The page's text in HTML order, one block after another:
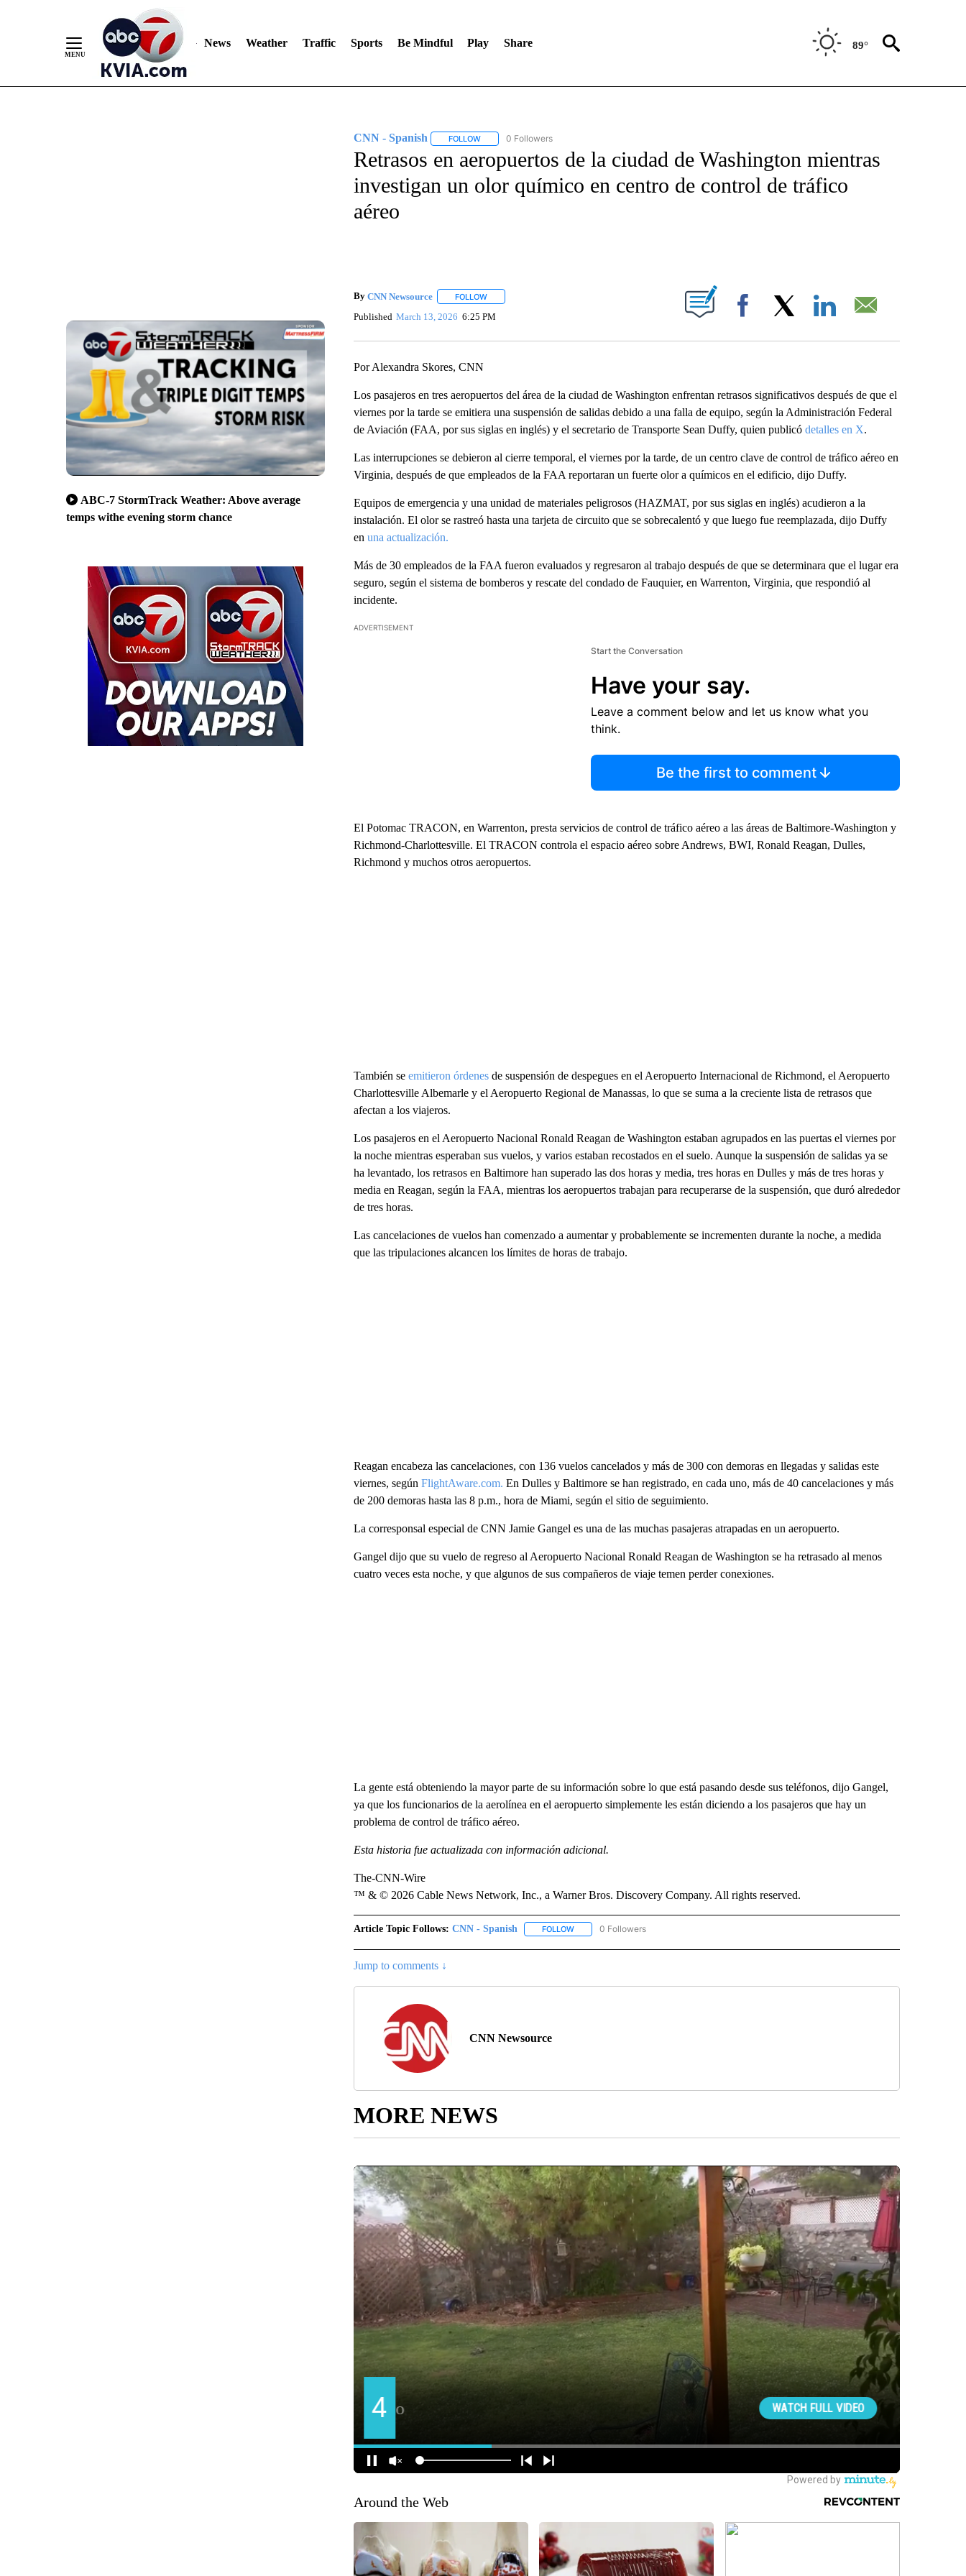
News Weather Traffic Sports Be Mindful Play Share 89°
ABC-7 StormTrack Weather: Above average
temps withe evening storm chance
CNN - Spanish FOLLOWFOLLOW "CNN - SPANISH" TO RECEIVE NOTIFICATIONS ABOUT NEW PAGES ON "CNN - SPANISH".
0 Followers
Retrasos en aeropuertos de la ciudad de Washington mientras
investigan un olor químico en centro de control de tráfico
aéreo
By CNN Newsource FOLLOWFOLLOW "" TO RECEIVE NOTIFICATIONS ABOUT NEW PAGES ON "".
Published March 13, 2026 6:25 PM Facebook
Por Alexandra Skores, CNN
Los pasajeros en tres aeropuertos del área de la ciudad de Washington enfrentan retrasos significativos después de que el
viernes por la tarde se emitiera una suspensión de salidas debido a una falla de equipo, según la Administración Federal
de Aviación (FAA, por sus siglas en inglés) y el secretario de Transporte Sean Duffy, quien publicó detalles en X.
Las interrupciones se debieron al cierre temporal, el viernes por la tarde, de un centro clave de control de tráfico aéreo en
Virginia, después de que empleados de la FAA reportaran un fuerte olor a químicos en el edificio, dijo Duffy.
Equipos de emergencia y una unidad de materiales peligrosos (HAZMAT, por sus siglas en inglés) acudieron a la
instalación. El olor se rastreó hasta una tarjeta de circuito que se sobrecalentó y que luego fue reemplazada, dijo Duffy
en una actualización.
Más de 30 empleados de la FAA fueron evaluados y regresaron al trabajo después de que se determinara que el lugar era
seguro, según el sistema de bomberos y rescate del condado de Fauquier, en Warrenton, Virginia, que respondió al
incidente.
ADVERTISEMENT
Start the Conversation
Have your say.
Leave a comment below and let us know what you
think.
Be the first to comment
El Potomac TRACON, en Warrenton, presta servicios de control de tráfico aéreo a las áreas de Baltimore-Washington y
Richmond-Charlottesville. El TRACON controla el espacio aéreo sobre Andrews, BWI, Ronald Reagan, Dulles,
Richmond y muchos otros aeropuertos.
También se emitieron órdenesde suspensión de despegues en el Aeropuerto Internacional de Richmond, el Aeropuerto
Charlottesville Albemarle y el Aeropuerto Regional de Manassas, lo que se suma a la creciente lista de retrasos que
afectan a los viajeros.
Los pasajeros en el Aeropuerto Nacional Ronald Reagan de Washington estaban agrupados en las puertas el viernes por
la noche mientras esperaban sus vuelos, y varios estaban recostados en el suelo. Aunque la suspensión de salidas ya se
ha levantado, los retrasos en Baltimore han superado las dos horas y media, tres horas en Dulles y más de tres horas y
media en Reagan, según la FAA, mientras los aeropuertos trabajan para recuperarse de la suspensión, que duró alrededor
de tres horas.
Las cancelaciones de vuelos han comenzado a aumentar y probablemente se incrementen durante la noche, a medida
que las tripulaciones alcancen los límites de horas de trabajo.
Reagan encabeza las cancelaciones, con 136 vuelos cancelados y más de 300 con demoras en llegadas y salidas este
viernes, según FlightAware.com. En Dulles y Baltimore se han registrado, en cada uno, más de 40 cancelaciones y más
de 200 demoras hasta las 8 p.m., hora de Miami, según el sitio de seguimiento.
La corresponsal especial de CNN Jamie Gangel es una de las muchas pasajeras atrapadas en un aeropuerto.
Gangel dijo que su vuelo de regreso al Aeropuerto Nacional Ronald Reagan de Washington se ha retrasado al menos
cuatro veces esta noche, y que algunos de sus compañeros de viaje temen perder conexiones.
La gente está obteniendo la mayor parte de su información sobre lo que está pasando desde sus teléfonos, dijo Gangel,
ya que los funcionarios de la aerolínea en el aeropuerto simplemente les están diciendo a los pasajeros que hay un
problema de control de tráfico aéreo.
Esta historia fue actualizada con información adicional.
The-CNN-Wire
™ & © 2026 Cable News Network, Inc., a Warner Bros. Discovery Company. All rights reserved.
Article Topic Follows: CNN - Spanish FOLLOWFOLLOW "CNN - SPANISH" TO RECEIVE NOTIFICATIONS ABOUT NEW PAGES ON "CNN - SPANISH".
0 Followers
Jump to comments ↓
CNN Newsource
MORE NEWS
Around the Web